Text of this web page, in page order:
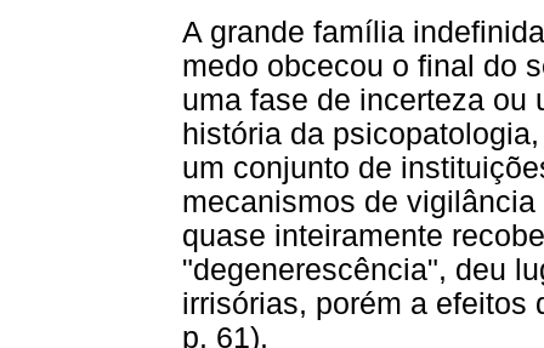
A grande família
medo obcecou o final do
uma fase de incerteza ou
história da
um conjunto de
mecanismos de
quase inteiramente
"degenerescência", deu
irrisórias, porém a efeitos
p. 61).